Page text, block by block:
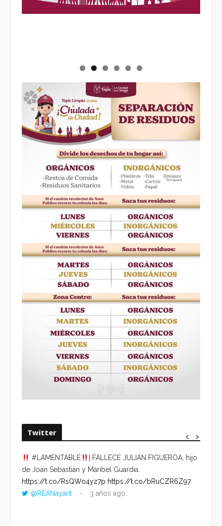
Twitter
#LAMENTABLE
| FALLECE JULIÁN FIGUEROA, hijo
de Joan Sebastián y Maribel Guardia.
https://t.co/RsQWo4yz7p https://t.co/bRuCZR6Z97
@REANayarit
3 años ago